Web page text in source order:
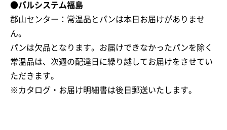
●パルシステム福島
郡山センター：常温品とパンは本日お届けがありませ
ん。
パンは欠品となります。お届けできなかったパンを除く
常温品は、次週の配達日に繰り越してお届けをさせてい
ただきます。
※カタログ・お届け明細書は後日郵送いたします。